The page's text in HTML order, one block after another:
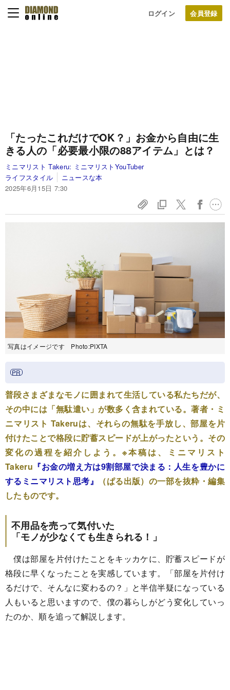
ログイン
「たったこれだけでOK？」お金から自由に生
きる人の「必要最小限の88アイテム」とは？
ミニマリスト Takeru: ミニマリストYouTuber
ライフスタイル
ニュースな本
2025年6月15日 7:30
写真はイメージです Photo:PIXTA
普段さまざまなモノに囲まれて生活している私たちだが、
その中には「無駄遣い」が数多く含まれている。著者・ミ
ニマリスト Takeruは、それらの無駄を手放し、部屋を片
付けたことで格段に貯蓄スピードが上がったという。その
変化の過程を紹介しよう。※本稿は、ミニマリスト
Takeru 『お金の増え方は9割部屋で決まる：人生を豊かに
するミニマリスト思考』
（ぱる出版）の一部を抜粋・編集
したものです。
不用品を売って気付いた
「モノが少なくても生きられる！」
僕は部屋を片付けたことをキッカケに、貯蓄スピードが
格段に早くなったことを実感しています。「部屋を片付け
るだけで、そんなに変わるの？」と半信半疑になっている
人もいると思いますので、僕の暮らしがどう変化していっ
たのか、順を追って解説します。